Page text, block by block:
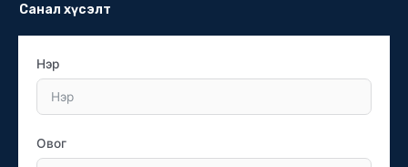
Санал хүсэлт
Нэр
Овог